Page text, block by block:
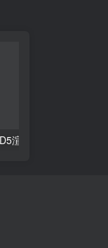
D5渲染器手提包模型45款